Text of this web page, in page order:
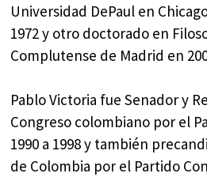
Universidad DePaul en
1972 y otro doctorado en
Complutense de Madrid en
Pablo Victoria fue Senador y
Congreso colombiano por el
1990 a 1998 y también
de Colombia por el Partido